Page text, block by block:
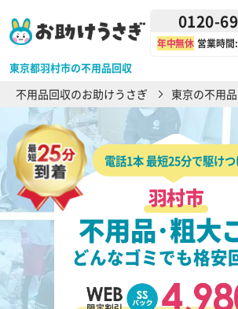
東京都羽村市の不用品回収
0120-
年中無休 営業時
不用品回収のお助けうさぎ 東京の不用
電話1本 最短25分で駆け
羽村市
不用品･粗大
どんなゴミでも格安